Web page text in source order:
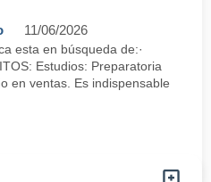
11/06/2026
esta en búsqueda de:·
Estudios: Preparatoria
en ventas. Es indispensable